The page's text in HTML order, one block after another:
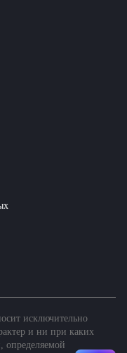
исключительно
и ни при каких
определяемой